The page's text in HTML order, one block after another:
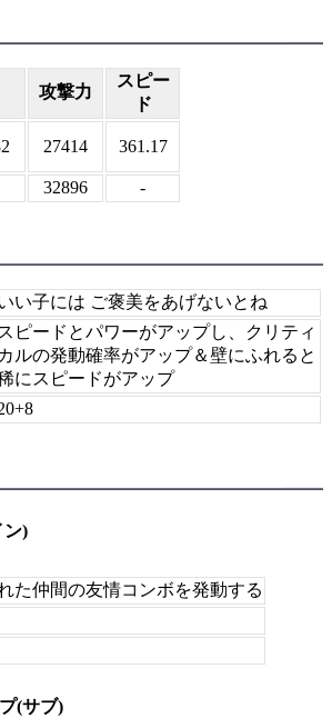
攻撃力
スピー
ド
27414 361.17
32896 -
い子には ご褒美をあげないとね
スピードとパワーがアップし、クリティ
カルの発動確率がアップ＆壁にふれると
にスピードがアップ
ン)
た仲間の友情コンボを発動する
(サブ)